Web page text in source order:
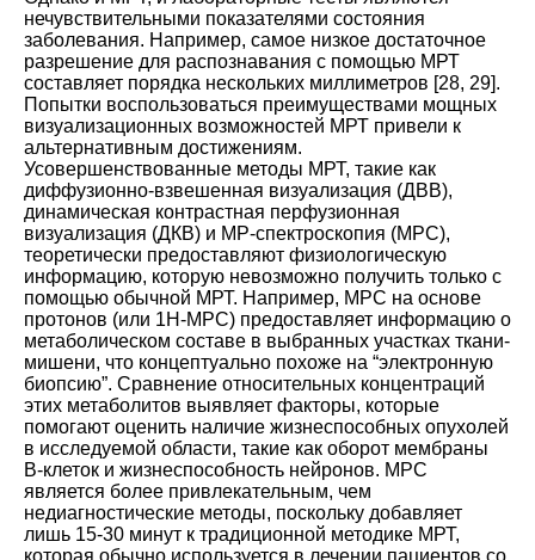
нечувствительными показателями состояния
заболевания. Например, самое низкое достаточное
разрешение для распознавания с помощью МРТ
составляет порядка нескольких миллиметров [28, 29].
Попытки воспользоваться преимуществами мощных
визуализационных возможностей МРТ привели к
альтернативным достижениям.
Усовершенствованные методы МРТ, такие как
диффузионно-взвешенная визуализация (ДВВ),
динамическая контрастная перфузионная
визуализация (ДКВ) и МР-спектроскопия (МРС),
теоретически предоставляют физиологическую
информацию, которую невозможно получить только с
помощью обычной МРТ. Например, МРС на основе
протонов (или 1H-МРС) предоставляет информацию о
метаболическом составе в выбранных участках ткани-
мишени, что концептуально похоже на “электронную
биопсию”. Сравнение относительных концентраций
этих метаболитов выявляет факторы, которые
помогают оценить наличие жизнеспособных опухолей
в исследуемой области, такие как оборот мембраны
В-клеток и жизнеспособность нейронов. МРС
является более привлекательным, чем
недиагностические методы, поскольку добавляет
лишь 15-30 минут к традиционной методике МРТ,
которая обычно используется в лечении пациентов со